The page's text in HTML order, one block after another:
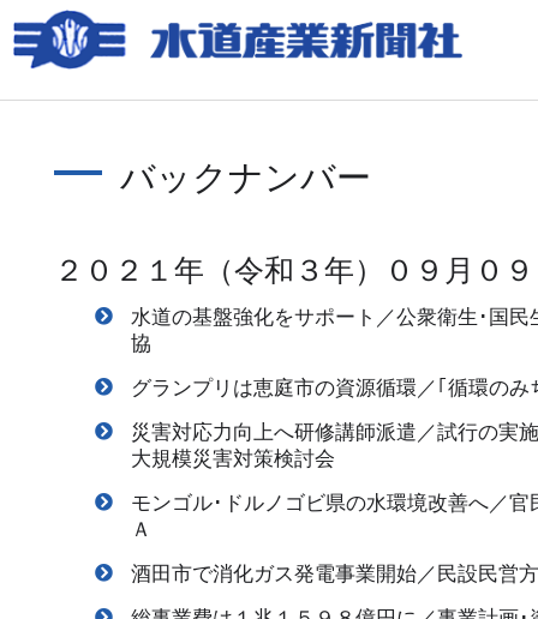
バックナンバー
２０２１年（令和３年）０９月０
水道の基盤強化をサポート／公衆衛生･国
協
グランプリは恵庭市の資源循環／｢循環の
災害対応力向上へ研修講師派遣／試行の実
大規模災害対策検討会
モンゴル･ドルノゴビ県の水環境改善へ／
Ａ
酒田市で消化ガス発電事業開始／民設民営